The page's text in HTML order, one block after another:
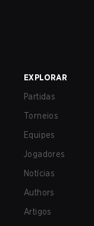
EXPLORAR
Partidas
Torneios
Equipes
Jogadores
Notícias
Authors
Artigos